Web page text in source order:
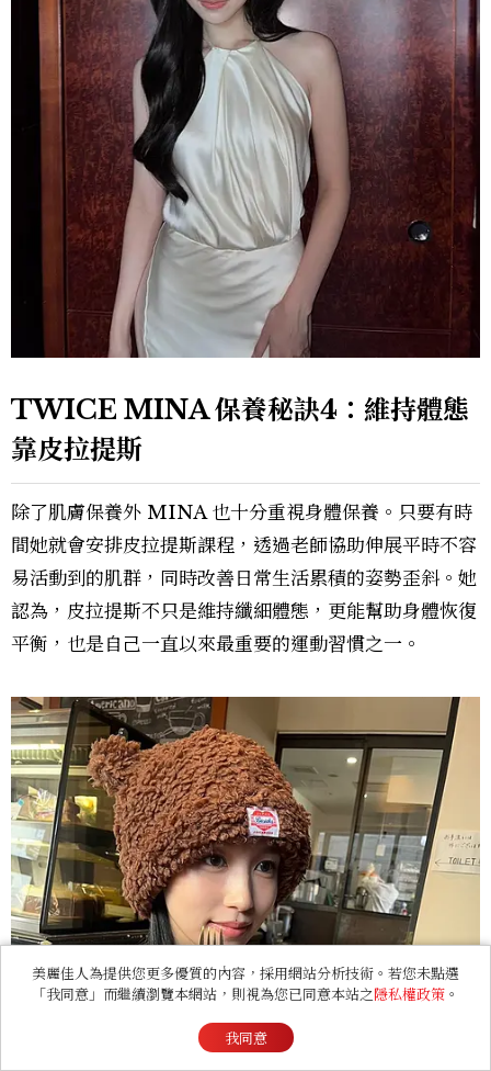
TWICE MINA 保養秘訣4：維持體態
靠皮拉提斯
除了肌膚保養外 MINA 也十分重視身體保養。只要有時
間她就會安排皮拉提斯課程，透過老師協助伸展平時不容
易活動到的肌群，同時改善日常生活累積的姿勢歪斜。她
認為，皮拉提斯不只是維持纖細體態，更能幫助身體恢復
平衡，也是自己一直以來最重要的運動習慣之一。
美麗佳人為提供您更多優質的內容，採用網站分析技術。若您未點選
「我同意」而繼續瀏覽本網站，則視為您已同意本站之隱私權政策 。
我同意